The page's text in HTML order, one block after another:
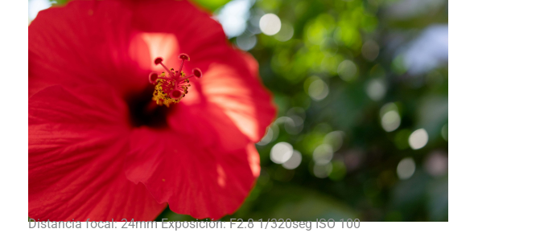
Distancia focal: 24mm Exposición: F2.8 1/320seg ISO 100